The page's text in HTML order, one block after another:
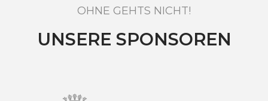
OHNE GEHTS NICHT!
UNSERE SPONSOREN